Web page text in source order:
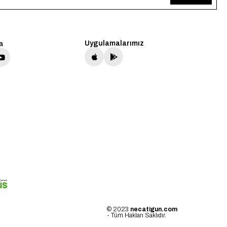
Uygulamalarımız
© 2023 necatigun.com
- Tüm Hakları Saklıdır.